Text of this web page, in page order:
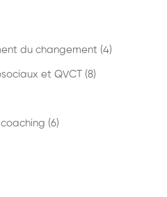
du changement (4)
et QVCT (8)
(6)